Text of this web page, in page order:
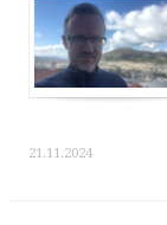
21.11.2024